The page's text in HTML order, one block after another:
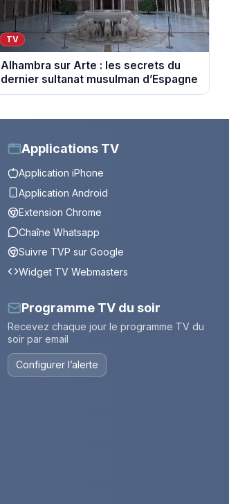
TV
Alhambra sur Arte : les secrets du
dernier sultanat musulman d’Espagne
Applications TV
Application iPhone
Application Android
Extension Chrome
Chaîne Whatsapp
Suivre TVP sur Google
Widget TV Webmasters
Programme TV du soir
Recevez chaque jour le programme TV du
soir par email
Configurer l’alerte